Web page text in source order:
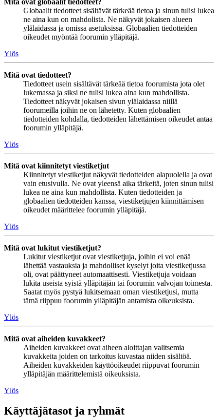
Globaalit tiedotteet sisältävät tärkeää tietoa ja sinun tulisi lukea
ne aina kun on mahdolista. Ne näkyvät jokaisen alueen
ylälaidassa ja omissa asetuksissa. Globaalien tiedotteiden
oikeudet myöntää foorumin ylläpitäjä.
Ylös
Mitä ovat tiedotteet?
Tiedotteet usein sisältävät tärkeää tietoa foorumista jota olet
lukemassa ja siksi ne tulisi lukea aina kun mahdollista.
Tiedotteet näkyvät jokaisen sivun ylälaidassa niillä
foorumeilla joihin ne on lähetetty. Kuten globaalien
tiedotteiden kohdalla, tiedotteiden lähettämisen oikeudet antaa
foorumin ylläpitäjä.
Ylös
Mitä ovat kiinnitetyt viestiketjut
Kiinnitetyt viestiketjut näkyvät tiedotteiden alapuolella ja ovat
vain etusivulla. Ne ovat yleensä aika tärkeitä, joten sinun tulisi
lukea ne aina kun mahdollista. Kuten tiedotteiden ja
globaalien tiedotteiden kanssa, viestiketjujen kiinnittämisen
oikeudet määrittelee foorumin ylläpitäjä.
Ylös
Mitä ovat lukitut viestiketjut?
Lukitut viestiketjut ovat viestiketjuja, joihin ei voi enää
lähettää vastauksia ja mahdolliset kyselyt joita viestiketjussa
oli, ovat päättyneet automaattisesti. Viestiketjuja voidaan
lukita useista syistä ylläpitäjän tai foorumin valvojan toimesta.
Saatat myös pystyä lukitsemaan oman viestiketjusi, mutta
tämä riippuu foorumin ylläpitäjän antamista oikeuksista.
Ylös
Mitä ovat aiheiden kuvakkeet?
Aiheiden kuvakkeet ovat aiheen aloittajan valitsemia
kuvakkeita joiden on tarkoitus kuvastaa niiden sisältöä.
Aiheiden kuvakkeiden käyttöoikeudet riippuvat foorumin
ylläpitäjän määrittelemistä oikeuksista.
Ylös
Käyttäjätasot ja ryhmät